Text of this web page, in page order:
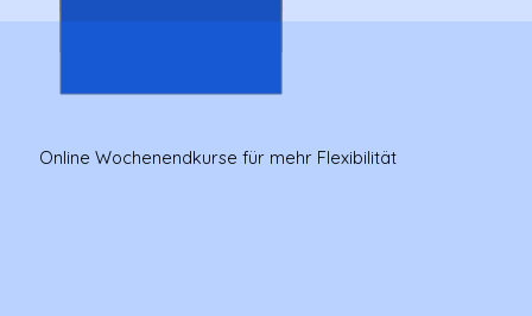
Online Wochenendkurse für mehr Flexibilität